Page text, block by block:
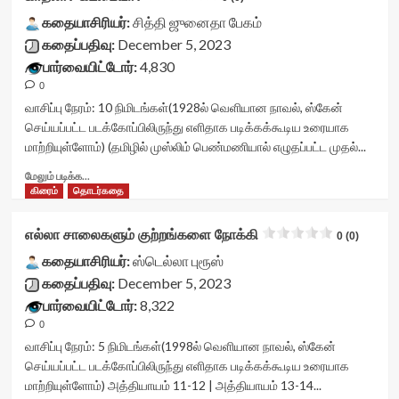
readonly='true'
data-
readonly-
attribute='true'
</div>
<span
class='yasr-
stars-
average'>0
(0)
</div>
rater-
762ab0731a186'
data-
rating='0'
rater-
starsize='16'
rater-
data-
data-
readonly-
attribute='true'
>
</div>
class='yasr-
stars-
title-
average'>0
vv-
stars-
title-
container">
<div
stars-
title
yasr-
rater-
id='yasr-
readonly-
rater-
data-
rating='0'
rater-
starsize='16'
rater-
கதையாசிரியர்:சித்தி ஜுனைதா பேகம்
கதைப்பதிவு:December 5, 2023
பார்வையிட்டோர்:4,830
0
வாசிப்பு நேரம்: 10 நிமிடங்கள்(1928ல் வெளியான நாவல், ஸ்கேன்
செய்யப்பட்ட படக்கோப்பிலிருந்து எளிதாக படிக்கக்கூடிய உரையாக
மாற்றியுள்ளோம்) (தமிழில் முஸ்லிம் பெண்மணியால் எழுதப்பட்ட முதல்...
மேலும் படிக்க...
more
கடமையா?
<div
class="yasr-
vv-
stars-
container">
<div
class='yasr-
stars-
கிரைம் தொடர்கதை
எல்லா சாலைகளும் குற்றங்களை நோக்கி 0 (0)
கதையாசிரியர்:ஸ்டெல்லா புரூஸ்
கதைப்பதிவு:December 5, 2023
பார்வையிட்டோர்:8,322
0
வாசிப்பு நேரம்: 5 நிமிடங்கள்(1998ல் வெளியான நாவல், ஸ்கேன்
செய்யப்பட்ட படக்கோப்பிலிருந்து எளிதாக படிக்கக்கூடிய உரையாக
மாற்றியுள்ளோம்) அத்தியாயம் 11-12 | அத்தியாயம் 13-14...